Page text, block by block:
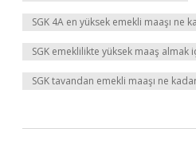
SGK 4A en yüksek emekli maaşı ne
SGK emeklilikte yüksek maaş almak
SGK tavandan emekli maaşı ne